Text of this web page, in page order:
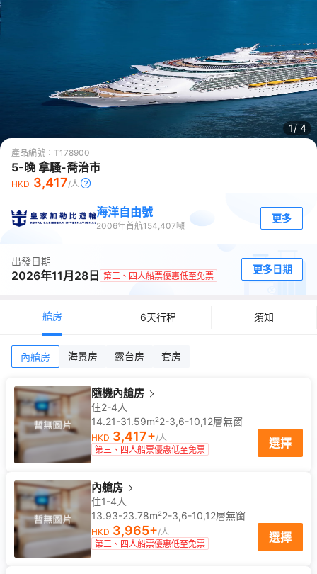
1/ 4
產品編號： T178900
5-晚 拿騷-喬治市
HKD 3,417/人
海洋自由號
2006年首航154,407噸
更多
出發日期
2026年11月28日 第三、四人船票優惠低至免票
更多日期
艙房 6天行程 須知
內艙房 海景房 露台房 套房
隨機內艙房
住2-4人
14.21-31.59m²2-3,6-10,12層無窗
HKD 3,417+/人
第三、四人船票優惠低至免票
選擇
內艙房
住1-4人
13.93-23.78m²2-3,6-10,12層無窗
HKD 3,965+/人
第三、四人船票優惠低至免票
選擇